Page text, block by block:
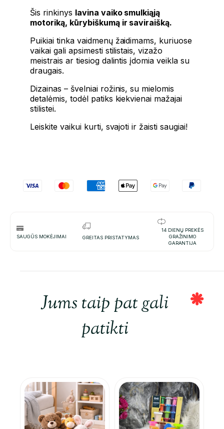
Šis rinkinys lavina vaiko smulkiąją
motoriką, kūrybiškumą ir saviraišką.
Puikiai tinka vaidmenų žaidimams, kuriuose
vaikai gali apsimesti stilistais, vizažo
meistrais ar tiesiog dalintis įdomia veikla su
draugais.
Dizainas – švelniai rožinis, su mielomis
detalėmis, todėl patiks kiekvienai mažajai
stilistei.
Leiskite vaikui kurti, svajoti ir žaisti saugiai!
SAUGŪS MOKĖJIMAI GREITAS PRISTATYMAS
14 DIENŲ PREKĖS
GRAŽINIMO
GARANTIJA
Jums taip pat gali
patikti